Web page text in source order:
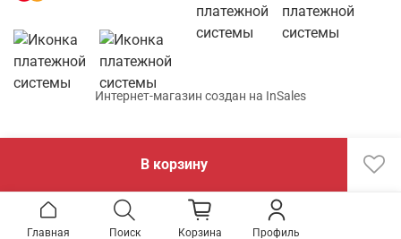
В корзину
Интернет-магазин создан на InSales
Главная Поиск Корзина Профиль